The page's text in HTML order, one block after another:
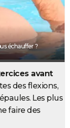
échauffer ?
avant
des flexions,
Les plus
faire des